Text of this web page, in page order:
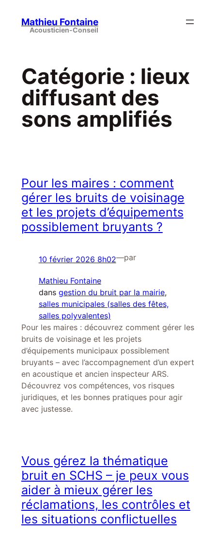
contenu
Mathieu Fontaine
Catégorie : lieux
diffusant des
sons amplifiés
Pour les maires : comment
gérer les bruits de voisinage
et les projets d’équipements
possiblement bruyants ?
10 février 2026 8h02—par
Mathieu Fontaine
dans gestion du bruit par la mairie
salles municipales (salles des fêtes,
salles polyvalentes)
Pour les maires : découvrez comment gérer les
bruits de voisinage et les projets
d’équipements municipaux possiblement
bruyants – avec l’accompagnement d’un expert
en acoustique et ancien inspecteur ARS.
Découvrez vos compétences, vos risques
juridiques, et les bonnes pratiques pour agir
avec justesse.
Vous gérez la thématique
bruit en SCHS – je peux vous
aider à mieux gérer les
réclamations, les contrôles et
les situations conflictuelles